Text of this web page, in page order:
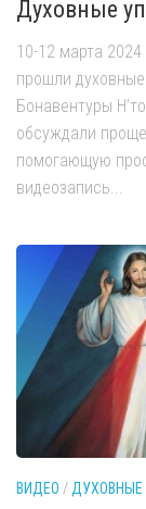
Духовные
10-12 марта
прошли
Бонавентуры
обсуждали
помогающую
видеозапись...
ВИДЕО /ДУХОВНЫЕ